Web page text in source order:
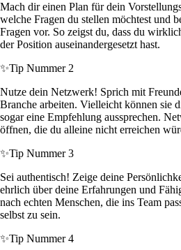
Mach dir einen Plan für dein
welche Fragen du stellen möchtest und
Fragen vor. So zeigst du, dass du
der Position auseinandergesetzt hast.
✨Tip Nummer 2
Nutze dein Netzwerk! Sprich mit
Branche arbeiten. Vielleicht können sie
sogar eine Empfehlung aussprechen.
öffnen, die du alleine nicht erreichen
✨Tip Nummer 3
Sei authentisch! Zeige deine
ehrlich über deine Erfahrungen und
nach echten Menschen, die ins Team
selbst zu sein.
✨Tip Nummer 4